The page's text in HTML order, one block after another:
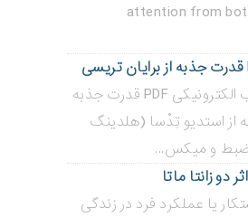
attention from
کتاب صوتی و کتاب الکترونیکی PDF قدرت جذبه
از استدیو تِدْسا (هلدینگ
و میکس...
دو زانتا ماتا
یا عملکرد فرد در زندگی